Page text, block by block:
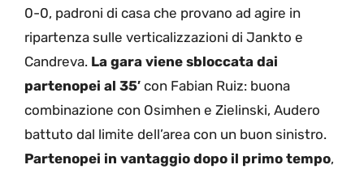
0-0, padroni di casa che provano ad agire in
ripartenza sulle verticalizzazioni di Jankto e
Candreva. La gara viene sbloccata dai
partenopei al 35′ con Fabian Ruiz: buona
combinazione con Osimhen e Zielinski, Audero
battuto dal limite dell’area con un buon sinistro.
Partenopei in vantaggio dopo il primo tempo,